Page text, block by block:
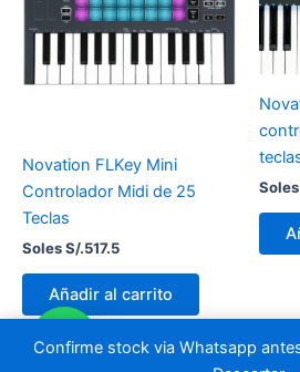
Confirme stock via Whatsapp
Novation FLKey Mini
Controlador Midi de 25
Teclas
Soles S/.517.5
Añadir al carrito